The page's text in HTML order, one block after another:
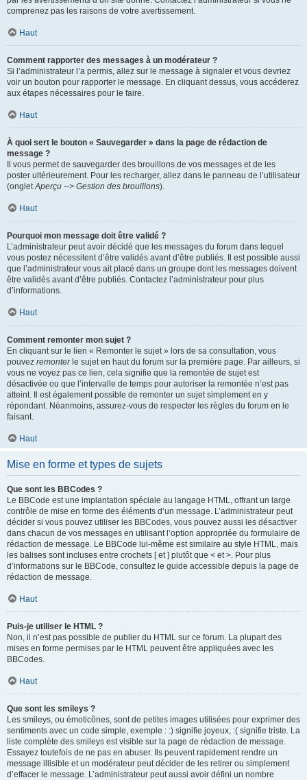
comprenez pas les raisons de votre avertissement.
Haut
Comment rapporter des messages à un modérateur ?
Si l’administrateur l’a permis, allez sur le message à signaler et vous devriez
voir un bouton pour rapporter le message. En cliquant dessus, vous accéderez
aux étapes nécessaires pour le faire.
Haut
À quoi sert le bouton « Sauvegarder » dans la page de rédaction de
message ?
Il vous permet de sauvegarder des brouillons de vos messages et de les
poster ultérieurement. Pour les recharger, allez dans le panneau de l’utilisateur
(ongletAperçu --> Gestion des brouillons).
Haut
Pourquoi mon message doit être validé ?
L’administrateur peut avoir décidé que les messages du forum dans lequel
vous postez nécessitent d’être validés avant d’être publiés. Il est possible aussi
que l’administrateur vous ait placé dans un groupe dont les messages doivent
être validés avant d’être publiés. Contactez l’administrateur pour plus
d’informations.
Haut
Comment remonter mon sujet ?
En cliquant sur le lien « Remonter le sujet » lors de sa consultation, vous
pouvez remonterle sujet en haut du forum sur la première page. Par ailleurs, si
vous ne voyez pas ce lien, cela signifie que la remontée de sujet est
désactivée ou que l’intervalle de temps pour autoriser la remontée n’est pas
atteint. Il est également possible de remonter un sujet simplement en y
répondant. Néanmoins, assurez-vous de respecter les règles du forum en le
faisant.
Haut
Mise en forme et types de sujets
Que sont les BBCodes ?
Le BBCode est une implantation spéciale au langage HTML, offrant un large
contrôle de mise en forme des éléments d’un message. L’administrateur peut
décider si vous pouvez utiliser les BBCodes, vous pouvez aussi les désactiver
dans chacun de vos messages en utilisant l’option appropriée du formulaire de
rédaction de message. Le BBCode lui-même est similaire au style HTML, mais
les balises sont incluses entre crochets [ et ] plutôt que < et >. Pour plus
d’informations sur le BBCode, consultez le guide accessible depuis la page de
rédaction de message.
Haut
Puis-je utiliser le HTML ?
Non, il n’est pas possible de publier du HTML sur ce forum. La plupart des
mises en forme permises par le HTML peuvent être appliquées avec les
BBCodes.
Haut
Que sont les smileys ?
Les smileys, ou émoticônes, sont de petites images utilisées pour exprimer des
sentiments avec un code simple, exemple : :) signifie joyeux, :( signifie triste. La
liste complète des smileys est visible sur la page de rédaction de message.
Essayez toutefois de ne pas en abuser. Ils peuvent rapidement rendre un
message illisible et un modérateur peut décider de les retirer ou simplement
d’effacer le message. L’administrateur peut aussi avoir défini un nombre